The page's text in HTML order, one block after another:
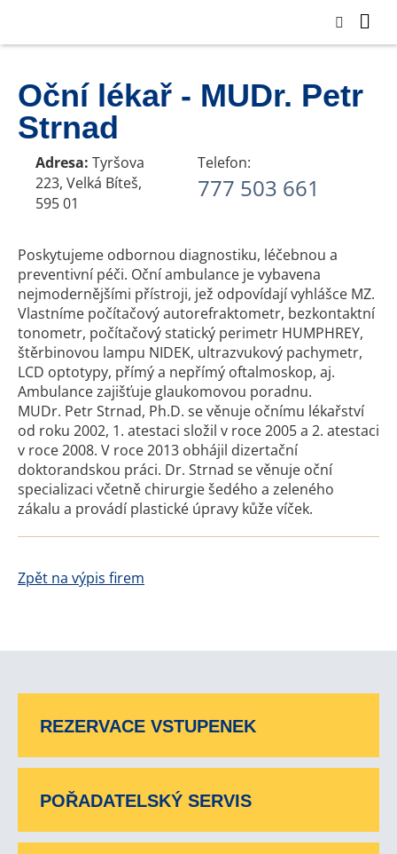
Oční lékař - MUDr. Petr
Strnad
Adresa: Tyršova
223, Velká Bíteš,
595 01
Telefon:
777 503 661
Poskytujeme odbornou diagnostiku, léčebnou a
preventivní péči. Oční ambulance je vybavena
nejmodernějšími přístroji, jež odpovídají vyhlášce MZ.
Vlastníme počítačový autorefraktometr, bezkontaktní
tonometr, počítačový statický perimetr HUMPHREY,
štěrbinovou lampu NIDEK, ultrazvukový pachymetr,
LCD optotypy, přímý a nepřímý oftalmoskop, aj.
Ambulance zajišťuje glaukomovou poradnu.
MUDr. Petr Strnad, Ph.D. se věnuje očnímu lékařství
od roku 2002, 1. atestaci složil v roce 2005 a 2. atestaci
v roce 2008. V roce 2013 obhájil dizertační
doktorandskou práci. Dr. Strnad se věnuje oční
specializaci včetně chirurgie šedého a zeleného
zákalu a provádí plastické úpravy kůže víček.
Zpět na výpis firem
REZERVACE VSTUPENEK
POŘADATELSKÝ SERVIS